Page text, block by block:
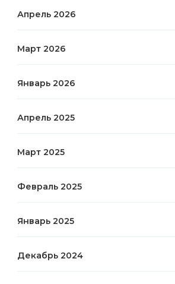
Апрель 2026
Март 2026
Январь 2026
Апрель 2025
Март 2025
Февраль 2025
Январь 2025
Декабрь 2024